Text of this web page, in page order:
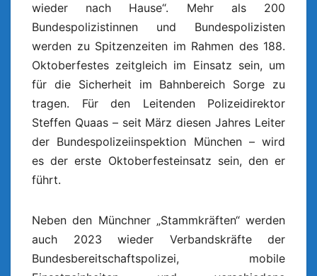
wieder nach Hause“. Mehr als 200
Bundespolizistinnen und Bundespolizisten
werden zu Spitzenzeiten im Rahmen des 188.
Oktoberfestes zeitgleich im Einsatz sein, um
für die Sicherheit im Bahnbereich Sorge zu
tragen. Für den Leitenden Polizeidirektor
Steffen Quaas – seit März diesen Jahres Leiter
der Bundespolizeiinspektion München – wird
es der erste Oktoberfesteinsatz sein, den er
führt.
Neben den Münchner „Stammkräften“ werden
auch 2023 wieder Verbandskräfte der
Bundesbereitschaftspolizei, mobile